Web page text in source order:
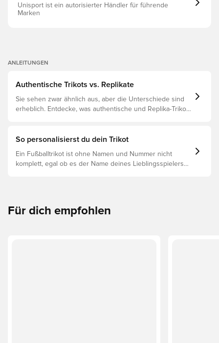
Team bei seinem Streben nach neuen Höchstleistungen.
Schmal geschnitten Hauptmaterial: 100% Polyester(100%
Unisport ist ein autorisierter Händler für führende
Marken
ANLEITUNGEN
Authentische Trikots vs. Replikate
Sie sehen zwar ähnlich aus, aber die Unterschiede sind
erheblich. Entdecke, was authentische und Replika-Trikots
So personalisierst du dein Trikot
Ein Fußballtrikot ist ohne Namen und Nummer nicht
komplett, egal ob es der Name deines Lieblingsspielers
Für dich empfohlen